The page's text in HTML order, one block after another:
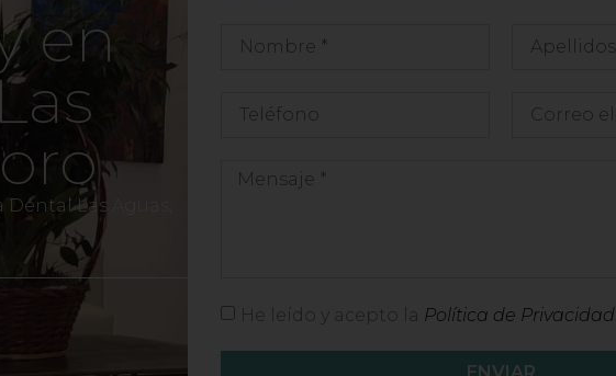
en
Las Aguas,
He leído y acepto la Política de Privacidad